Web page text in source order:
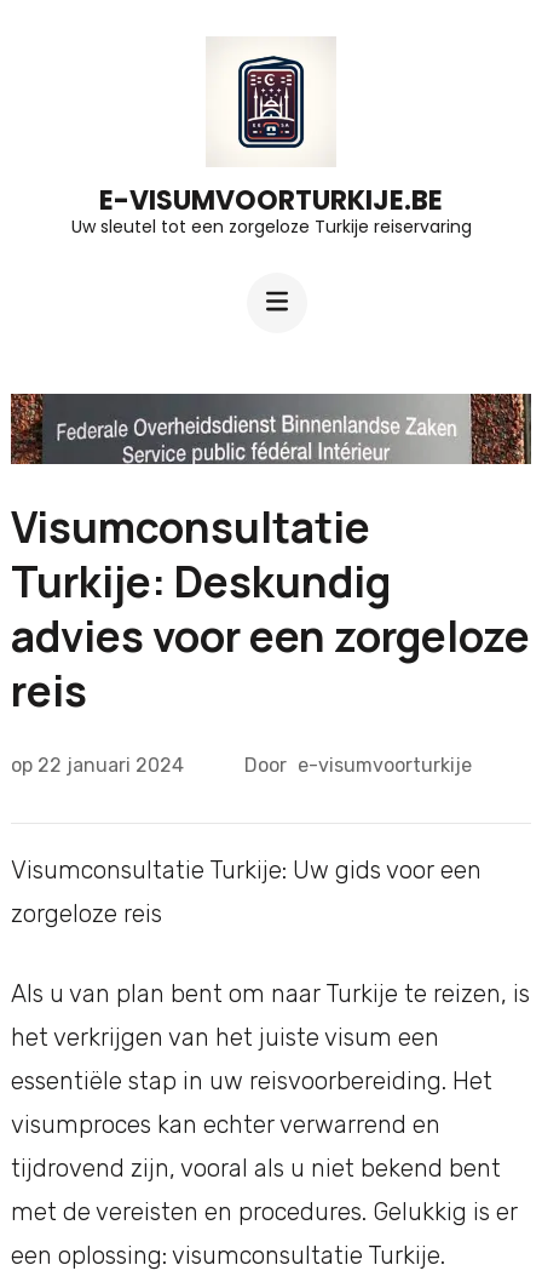
E-VISUMVOORTURKIJE.BE
Uw sleutel tot een zorgeloze Turkije reiservaring
Visumconsultatie
Turkije: Deskundig
advies voor een zorgeloze
reis
op 22 januari 2024 Door e-visumvoorturkije
Visumconsultatie Turkije: Uw gids voor een
zorgeloze reis
Als u van plan bent om naar Turkije te reizen, is
het verkrijgen van het juiste visum een
essentiële stap in uw reisvoorbereiding. Het
visumproces kan echter verwarrend en
tijdrovend zijn, vooral als u niet bekend bent
met de vereisten en procedures. Gelukkig is er
een oplossing: visumconsultatie Turkije.